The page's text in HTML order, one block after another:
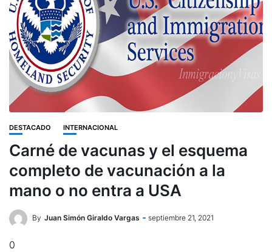
DESTACADO INTERNACIONAL
Carné de vacunas y el esquema
completo de vacunación a la
mano o no entra a USA
By Juan Simón Giraldo Vargas septiembre 21, 2021
0